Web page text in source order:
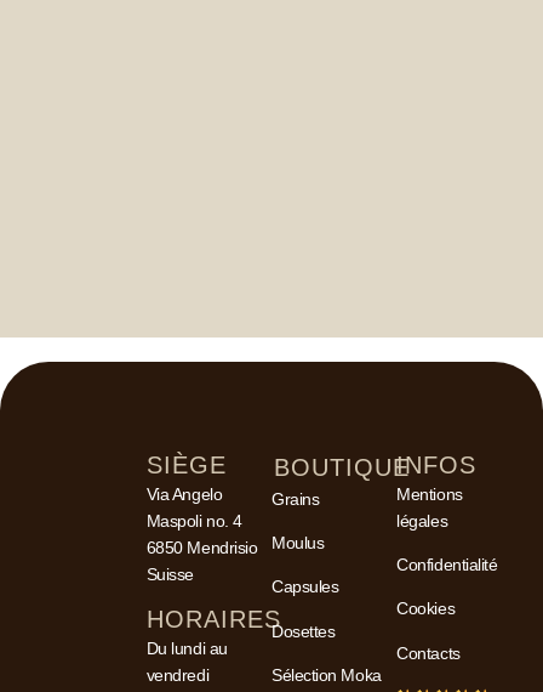
SIÈGE
Via Angelo
Maspoli no. 4
6850 Mendrisio
Suisse
HORAIRES
Du lundi au
vendredi
BOUTIQUE
Grains
Moulus
Capsules
Dosettes
Sélection Moka
INFOS
Mentions
légales
Confidentialité
Cookies
Contacts